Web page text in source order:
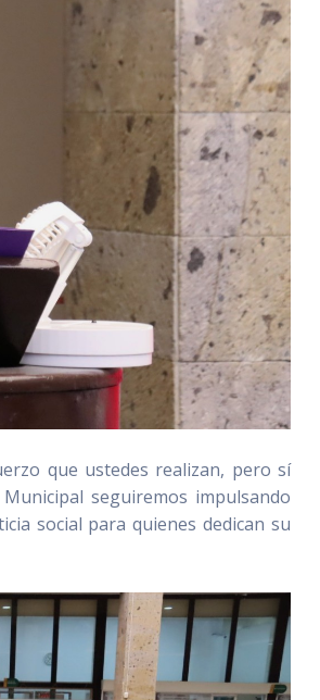
que ustedes realizan, pero sí
seguiremos impulsando
social para quienes dedican su